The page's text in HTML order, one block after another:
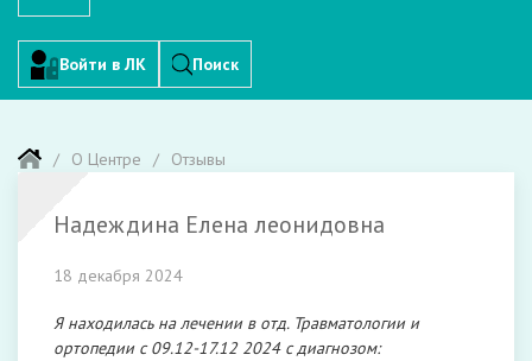
Войти в ЛК Поиск
О Центре Отзывы
Надеждина Елена леонидовна
18 декабря 2024
Я находилась на лечении в отд. Травматологии и
ортопедии с 09.12-17.12 2024 с диагнозом: